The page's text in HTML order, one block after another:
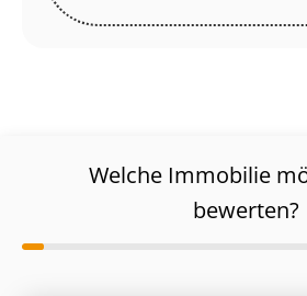
Welche Immobilie
bewerten?